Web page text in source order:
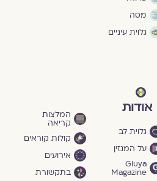
מסה
גלוית עיניים
אודות
גלוית לב
על המגזין
Gluya
Magazine
המלצות
קריאה
קולות קוראים
אירועים
בתקשורת